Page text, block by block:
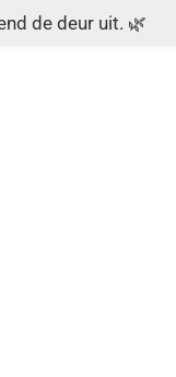
de deur uit. 🌿